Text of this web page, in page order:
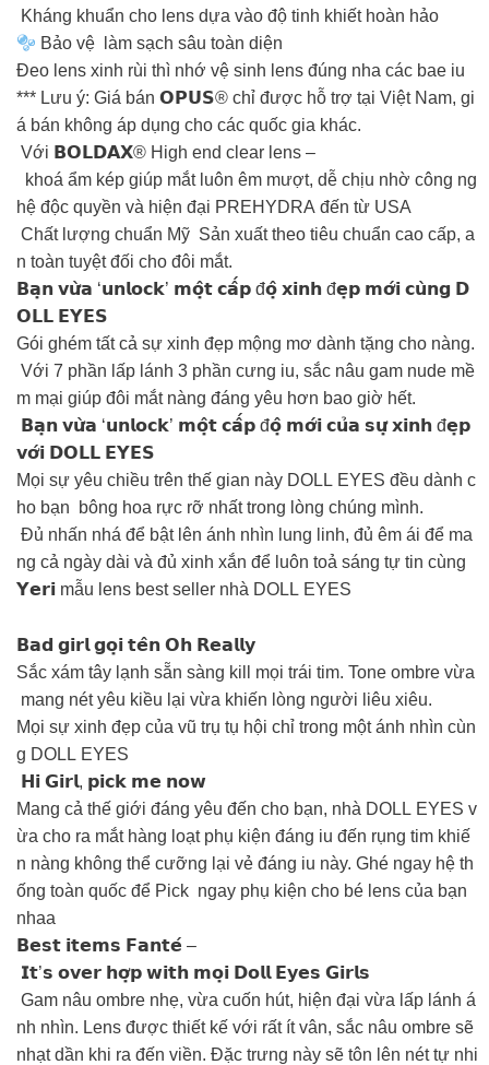
Kháng khuẩn cho lens dựa vào độ tinh khiết hoàn hảo
Bảo vệ làm sạch sâu toàn diện
Đeo lens xinh rùi thì nhớ vệ sinh lens đúng nha các bae iu
*** Lưu ý: Giá bán 𝗢𝗣𝗨𝗦® chỉ được hỗ trợ tại Việt Nam, gi
á bán không áp dụng cho các quốc gia khác.
Với 𝗕𝗢𝗟𝗗𝗔𝗫® High end clear lens –
khoá ẩm kép giúp mắt luôn êm mượt, dễ chịu nhờ công ng
hệ độc quyền và hiện đại PREHYDRA đến từ USA
Chất lượng chuẩn Mỹ Sản xuất theo tiêu chuẩn cao cấp, a
n toàn tuyệt đối cho đôi mắt.
𝗕𝗮̣𝗻 𝘃𝘂̛̀𝗮 ‘𝘂𝗻𝗹𝗼𝗰𝗸’ 𝗺𝗼̣̂𝘁 𝗰𝗮̂́𝗽 đ𝗼̣̂ 𝘅𝗶𝗻𝗵 đ𝗲̣𝗽 𝗺𝗼̛́𝗶 𝗰𝘂̀𝗻𝗴 𝗗
𝗢𝗟𝗟 𝗘𝗬𝗘𝗦
Gói ghém tất cả sự xinh đẹp mộng mơ dành tặng cho nàng.
Với 7 phần lấp lánh 3 phần cưng iu, sắc nâu gam nude mề
m mại giúp đôi mắt nàng đáng yêu hơn bao giờ hết.
𝗕𝗮̣𝗻 𝘃𝘂̛̀𝗮 ‘𝘂𝗻𝗹𝗼𝗰𝗸’ 𝗺𝗼̣̂𝘁 𝗰𝗮̂́𝗽 đ𝗼̣̂ 𝗺𝗼̛́𝗶 𝗰𝘂̉𝗮 𝘀𝘂̛̣ 𝘅𝗶𝗻𝗵 đ𝗲̣𝗽
𝘃𝗼̛́𝗶 𝗗𝗢𝗟𝗟 𝗘𝗬𝗘𝗦
Mọi sự yêu chiều trên thế gian này DOLL EYES đều dành c
ho bạn bông hoa rực rỡ nhất trong lòng chúng mình.
Đủ nhấn nhá để bật lên ánh nhìn lung linh, đủ êm ái để ma
ng cả ngày dài và đủ xinh xắn để luôn toả sáng tự tin cùng
𝗬𝗲𝗿𝗶 mẫu lens best seller nhà DOLL EYES
𝗕𝗮𝗱 𝗴𝗶𝗿𝗹 𝗴𝗼̣𝗶 𝘁𝗲̂𝗻 𝗢𝗵 𝗥𝗲𝗮𝗹𝗹𝘆
Sắc xám tây lạnh sẵn sàng kill mọi trái tim. Tone ombre vừa
mang nét yêu kiều lại vừa khiến lòng người liêu xiêu.
Mọi sự xinh đẹp của vũ trụ tụ hội chỉ trong một ánh nhìn cùn
g DOLL EYES
𝗛𝗶 𝗚𝗶𝗿𝗹, 𝗽𝗶𝗰𝗸 𝗺𝗲 𝗻𝗼𝘄
Mang cả thế giới đáng yêu đến cho bạn, nhà DOLL EYES v
ừa cho ra mắt hàng loạt phụ kiện đáng iu đến rụng tim khiế
n nàng không thể cưỡng lại vẻ đáng iu này. Ghé ngay hệ th
ống toàn quốc để Pick ngay phụ kiện cho bé lens của bạn
nhaa
𝗕𝗲𝘀𝘁 𝗶𝘁𝗲𝗺𝘀 𝗙𝗮𝗻𝘁𝗲́ –
𝗜𝘁’𝘀 𝗼𝘃𝗲𝗿 𝗵𝗼̛̣𝗽 𝘄𝗶𝘁𝗵 𝗺𝗼̣𝗶 𝗗𝗼𝗹𝗹 𝗘𝘆𝗲𝘀 𝗚𝗶𝗿𝗹𝘀
Gam nâu ombre nhẹ, vừa cuốn hút, hiện đại vừa lấp lánh á
nh nhìn. Lens được thiết kế với rất ít vân, sắc nâu ombre sẽ
nhạt dần khi ra đến viền. Đặc trưng này sẽ tôn lên nét tự nhi